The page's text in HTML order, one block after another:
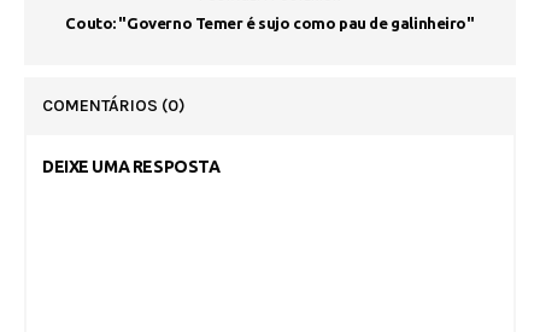
Couto: "Governo Temer é sujo como pau de galinheiro"
COMENTÁRIOS (0)
DEIXE UMA RESPOSTA